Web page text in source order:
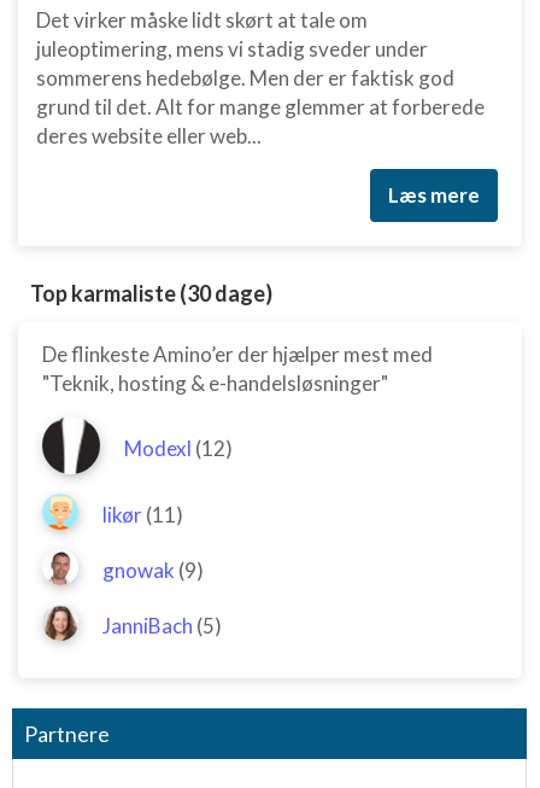
Det virker måske lidt skørt at tale om
juleoptimering, mens vi stadig sveder under
sommerens hedebølge. Men der er faktisk god
grund til det. Alt for mange glemmer at forberede
deres website eller web...
Læs mere
Top karmaliste (30 dage)
De flinkeste Amino’er der hjælper mest med
"Teknik, hosting & e-handelsløsninger"
Modexl (12)
likør(11)
gnowak (9)
JanniBach (5)
Partnere